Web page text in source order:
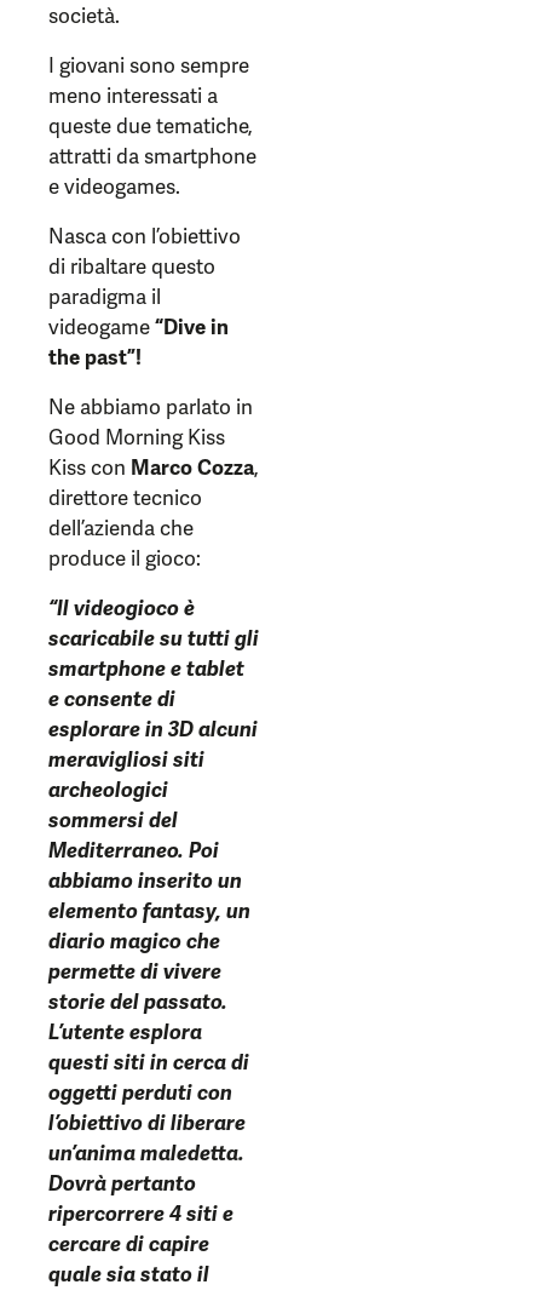
società.
I giovani sono sempre
meno interessati a
queste due tematiche,
attratti da smartphone
e videogames.
Nasca con l’obiettivo
di ribaltare questo
paradigma il
videogame“Dive in
the past”!
Ne abbiamo parlato in
Good Morning Kiss
Kiss con Marco Cozza,
direttore tecnico
dell’azienda che
produce il gioco:
“Il videogioco è
scaricabile su tutti gli
smartphone e tablet
e consente di
esplorare in 3D alcuni
meravigliosi siti
archeologici
sommersi del
Mediterraneo. Poi
abbiamo inserito un
elemento fantasy, un
diario magico che
permette di vivere
storie del passato.
L’utente esplora
questi siti in cerca di
oggetti perduti con
l’obiettivo di liberare
un’anima maledetta.
Dovrà pertanto
ripercorrere 4 siti e
cercare di capire
quale sia stato il